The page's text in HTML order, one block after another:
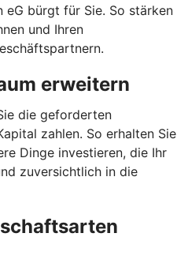
eG bürgt für Sie. So stärken
und Ihren
erweitern
die geforderten
zahlen. So erhalten Sie
Dinge investieren, die Ihr
zuversichtlich in die